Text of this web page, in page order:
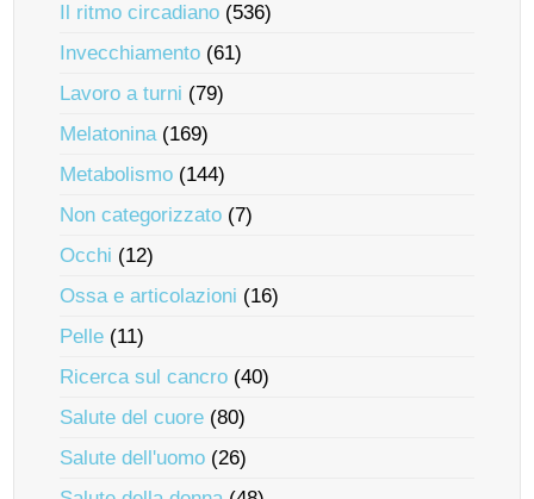
Il ritmo circadiano (536)
Invecchiamento (61)
Lavoro a turni (79)
Melatonina(169)
Metabolismo (144)
Non categorizzato (7)
Occhi (12)
Ossa e articolazioni (16)
Pelle (11)
Ricerca sul cancro (40)
Salute del cuore (80)
Salute dell'uomo (26)